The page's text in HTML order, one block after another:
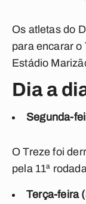
Os atletas do
para encarar o
Estádio
Dia a
Segunda-
O Treze foi
pela 11ª
Terça-feira